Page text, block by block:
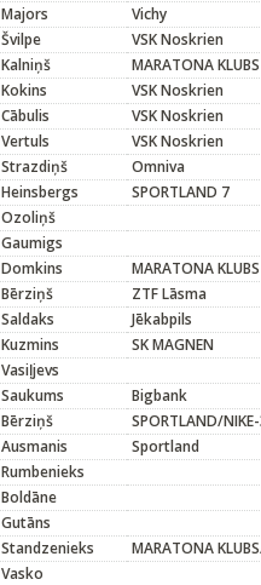
Majors
Vichy
Švilpe
VSK Noskrien
Kalniņš
MARATONA KLUBS
Kokins
VSK Noskrien
Cābulis
VSK Noskrien
Vertuls
VSK Noskrien
Strazdiņš
Omniva
Heinsbergs
SPORTLAND 7
Ozoliņš
Gaumigs
Domkins
MARATONA KLUBS
Bērziņš
ZTF Lāsma
Saldaks
Jēkabpils
Kuzmins
SK MAGNEN
Vasiļjevs
Saukums
Bigbank
Bērziņš
SPORTLAND/
Ausmanis
Sportland
Rumbenieks
Boldāne
Gutāns
Standzenieks
MARATONA
Vasko